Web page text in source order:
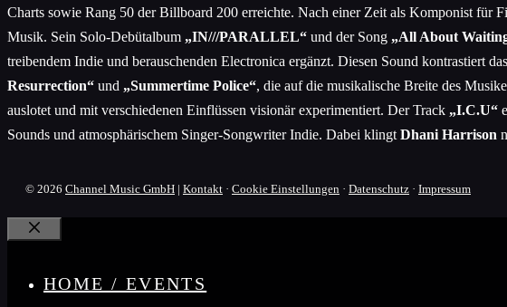
Charts sowie Rang 50 der Billboard 200 erreichte. Nach einer Zeit als Komponist für
Musik. Sein Solo-Debütalbum „IN///PARALLEL“ und der Song „All About
treibendem Indie und berauschenden Electronica ergänzt. Diesen Sound kontrastiert
Resurrection“ und „Summertime Police“, die auf die musikalische Breite des
auslotet und mit verschiedenen Einflüssen visionär experimentiert. Der Track „I.C.U“
Sounds und atmosphärischem Singer-Songwriter Indie. Dabei klingt Dhani Harrison
© 2026 Channel Music GmbH | Kontakt · Cookie Einstellungen · Datenschutz · Impressum
Schließen
HOME / EVENTS